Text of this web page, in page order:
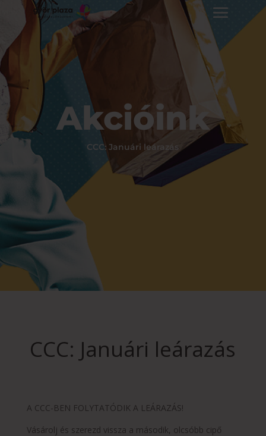
Akcióink
CCC: Januári leárazás
CCC: Januári leárazás
A CCC-BEN FOLYTATÓDIK A LEÁRAZÁS!
Vásárolj és szerezd vissza a második, olcsóbb cipő